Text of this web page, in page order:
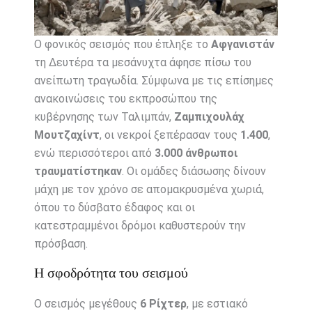
Ο φονικός σεισμός που έπληξε το Αφγανιστάν
τη Δευτέρα τα μεσάνυχτα άφησε πίσω του
ανείπωτη τραγωδία. Σύμφωνα με τις επίσημες
ανακοινώσεις του εκπροσώπου της
κυβέρνησης των Ταλιμπάν, Ζαμπιχουλάχ
Μουτζαχίντ, οι νεκροί ξεπέρασαν τους 1.400,
ενώ περισσότεροι από 3.000 άνθρωποι
τραυματίστηκαν. Οι ομάδες διάσωσης δίνουν
μάχη με τον χρόνο σε απομακρυσμένα χωριά,
όπου το δύσβατο έδαφος και οι
κατεστραμμένοι δρόμοι καθυστερούν την
πρόσβαση.
Η σφοδρότητα του σεισμού
Ο σεισμός μεγέθους 6 Ρίχτερ, με εστιακό